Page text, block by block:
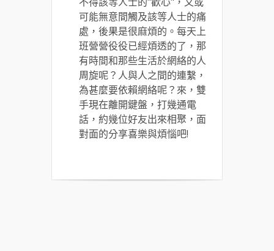
可能無意間觸及該等人士的痛
處，後果是很麻煩的。每天上
班營營役役已經煩透的了，那
有時間和那些生活於網絡的人
周旋呢？人與人之間的連繫，
為甚麼要依賴網絡呢？來，雙
手現在離開鍵盤，打幾通電
話，約幾位好友出來相聚，面
對面的分享喜樂與煩惱吧!